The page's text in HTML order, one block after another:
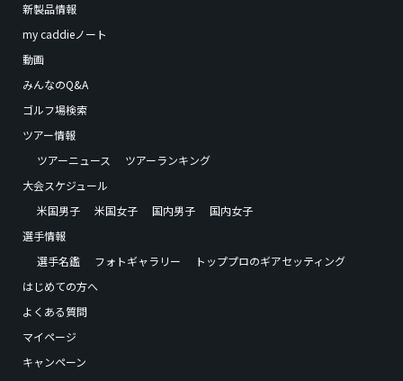
新製品情報
my caddieノート
動画
みんなのQ&A
ゴルフ場検索
ツアー情報
ツアーニュース
ツアーランキング
大会スケジュール
米国男子
米国女子 国内男子
国内女子
選手情報
選手名鑑
フォトギャラリー
トッププロのギアセッティング
はじめての方へ
よくある質問
マイページ
キャンペーン